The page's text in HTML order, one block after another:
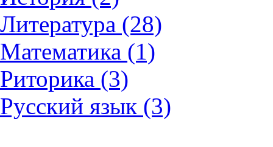
Литература (28)
Математика (1)
Риторика (3)
Русский язык (3)